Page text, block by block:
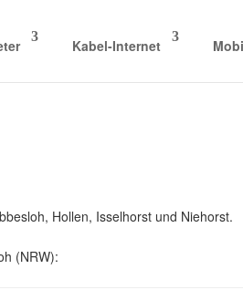
Kabel-Internet
Hollen, Isselhorst und Niehorst.
(NRW):